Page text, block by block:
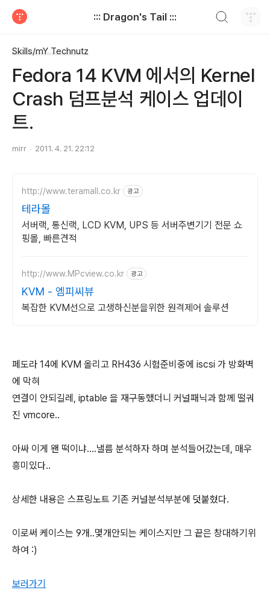
::: Dragon's Tail :::
Skills/mY Technutz
Fedora 14 KVM 에서의 Kernel
Crash 덤프분석 케이스 업데이
트.
mirr 2011. 4. 21. 22:12
http://www.teramall.co.kr 광고
테라몰
서버랙, 통신랙, LCD KVM, UPS 등 서버주변기기 전문 쇼
핑몰, 빠른견적
http://www.MPcview.co.kr 광고
KVM - 엠피씨뷰
복잡한 KVM선으로 고생하신분을위한 원격제어 솔루션
페도라 14에 KVM 올리고 RH436 시험준비중에 iscsi 가 방화벽
에 막혀
연결이 안되길레, iptable 을 재구동했더니 커널패닉과 함께 떨궈
진 vmcore..
아싸 이게 왠 떡이냐....낼름 분석하자 하며 분석들어갔는데, 매우
흥미있다..
상세한 내용은 스프링노트 기존 커널분석부분에 덧붙혔다.
이로써 케이스는 9개..몇개안되는 케이스지만 그 끝은 창대하기위
하여 :)
보러가기